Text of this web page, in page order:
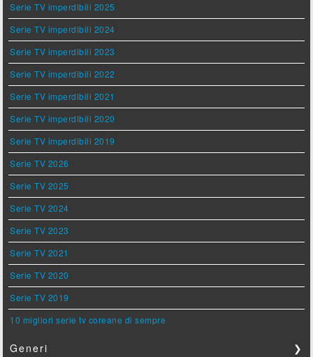
Serie TV imperdibili 2025
Serie TV imperdibili 2024
Serie TV imperdibili 2023
Serie TV imperdibili 2022
Serie TV imperdibili 2021
Serie TV imperdibili 2020
Serie TV imperdibili 2019
Serie TV 2026
Serie TV 2025
Serie TV 2024
Serie TV 2023
Serie TV 2021
Serie TV 2020
Serie TV 2019
10 migliori serie tv coreane di sempre
Generi ❯